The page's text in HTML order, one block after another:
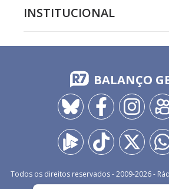
INSTITUCIONAL
BALANÇO
Todos os direitos reservados - 2009-2026-